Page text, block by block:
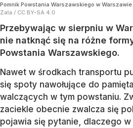
Pomnik Powstania Warszawskiego w Warszawie
Zala / CC BY-SA 4.0
Przebywając w sierpniu w
nie natknąć się na różne
Powstania Warszawskiego.
Nawet w środkach transportu
się spoty nawołujące do
walczących w tym powstaniu.
zaciekle obecnie zwalcza się
pojawia się pytanie, dlaczego